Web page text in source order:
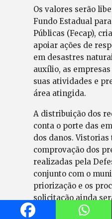
Os valores serão
Fundo Estadual
Públicas (Fecap),
apoiar ações de
em desastres
auxílio, as
suas atividades e
área atingida.
A distribuição dos
conta o porte das
dos danos. Vistorias
comprovação dos
realizadas pela
conjunto com o
priorização e os
solicitação ainda
regulamentação